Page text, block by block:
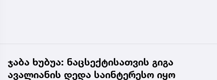
ჯაბა ხუბუა: ნაცსექტისათვის გიგა
ავალიანის დედა საინტერესო იყო